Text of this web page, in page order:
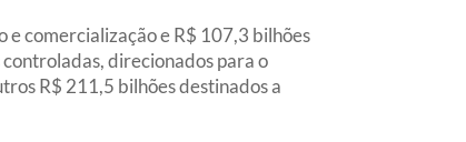
comercialização e R$ 107,3 bilhões
direcionados para o
R$ 211,5 bilhões destinados a